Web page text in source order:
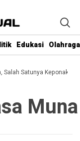
Edukasi Olahraga
Satunya Keponakan
Muna